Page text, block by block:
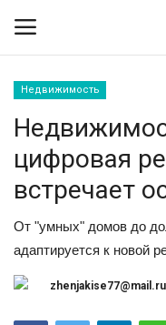
Контакты
Правила размещения
Политика
Недвижимость
цифровая
встречает
От "умных" домов до
адаптируется к новой
zhenjakise77@mail.ru